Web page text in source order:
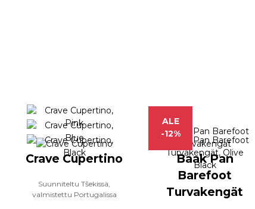
Crave Cupertino
Suunniteltu Tšekissä,
valmistettu Portugalissa
ALE
-12%
Baak Pan
Barefoot
Turvakengät